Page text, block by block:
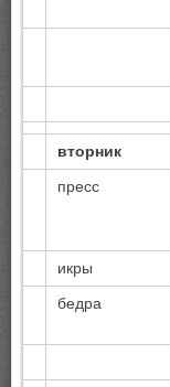
вторник
пресс
икры
бедра